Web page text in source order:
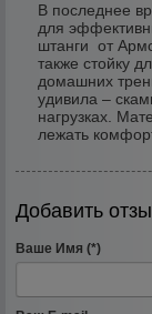
В последнее
для
штанги от
также стойку
домашних
удивила –
нагрузках.
лежать
Добавить
Ваше Имя (*)